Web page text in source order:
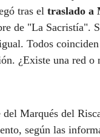
tras el traslado a
de "La Sacristía".
Todos
¿Existe una red o
Marqués del
según las